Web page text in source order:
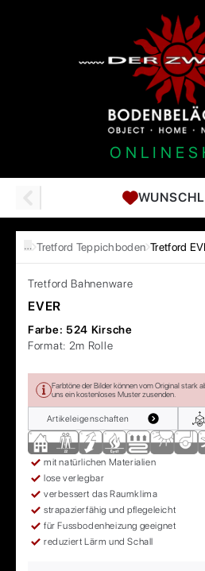
… Tretford Teppichboden Tretford
Tretford Bahnenware
EVER
Farbe: 524 Kirsche
Format: 2m Rolle
Farbtöne der Bilder können vom Original stark
uns ein kostenloses Muster zusenden.
Artikeleigenschaften
mit natürlichen Materialien
lose verlegbar
verbessert das Raumklima
strapazierfähig und pflegeleicht
für Fussbodenheizung geeignet
reduziert Lärm und Schall